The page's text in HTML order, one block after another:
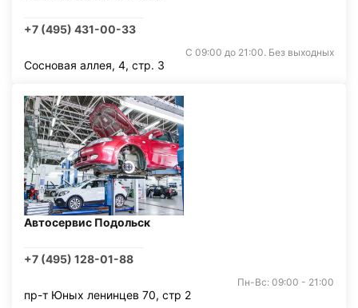
+7 (495) 431-00-33
С 09:00 до 21:00. Без выходных
Сосновая аллея, 4, стр. 3
Автосервис Подольск
+7 (495) 128-01-88
Пн-Вс: 09:00 - 21:00
пр-т Юных ленинцев 70, стр 2